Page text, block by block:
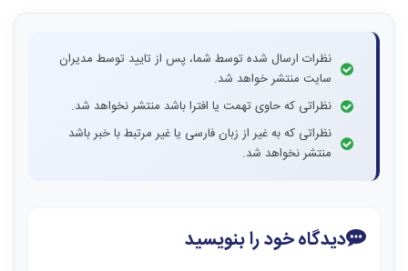
نظرات ارسال شده توسط شما، پس از تایید توسط مدیران
سایت منتشر خواهد شد.
نظراتی که حاوی تهمت یا افترا باشد منتشر نخواهد شد.
نظراتی که به غیر از زبان فارسی یا غیر مرتبط با خبر باشد
منتشر نخواهد شد.
دیدگاه خود را بنویسید